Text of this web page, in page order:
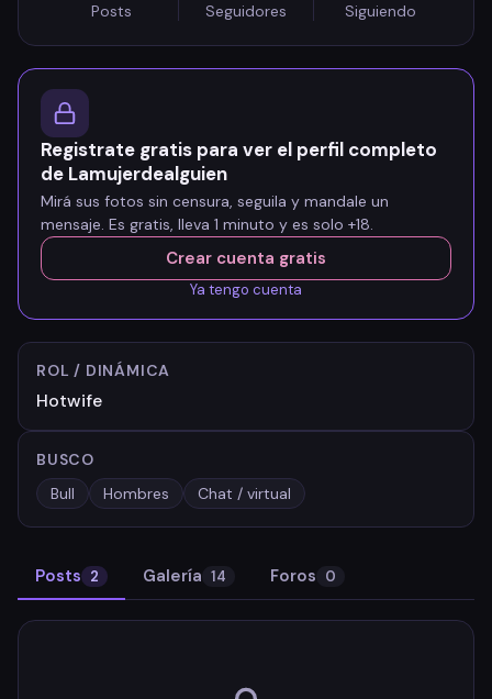
Posts Seguidores Siguiendo
Registrate gratis para ver el perfil completo
de Lamujerdealguien
Mirá sus fotos sin censura, seguila y mandale un
mensaje. Es gratis, lleva 1 minuto y es solo +18.
Crear cuenta gratis
Ya tengo cuenta
ROL / DINÁMICA
Hotwife
BUSCO
Bull
Hombres Chat / virtual
Posts 2 Galería 14 Foros 0